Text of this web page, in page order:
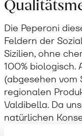
Die Peperoni
Feldern der
Sizilien, ohne
100% biologisch.
(abgesehen vom
regionalen
Valdibella. Da
natürlichen